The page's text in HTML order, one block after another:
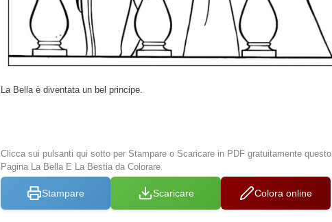
La Bella è diventata un bel principe.
Clicca sui pulsanti qui sotto per Stampare o Scaricare in PDF gratuitamente questo
Pagina La Bella E La Bestia da Colorare
Stampare Scaricare Colora online